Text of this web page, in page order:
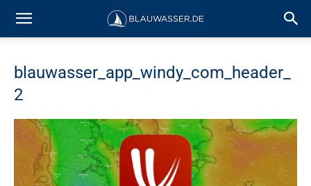
blauwasser_app_windy_com_header_
2